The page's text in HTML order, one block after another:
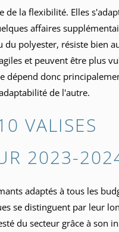
de la flexibilité. Elles
affaires
polyester, résiste bien
et peuvent être plus
dépend donc
de l'autre.
VALISES
2023-
adaptés à tous les
se distinguent par leur
du secteur grâce à son